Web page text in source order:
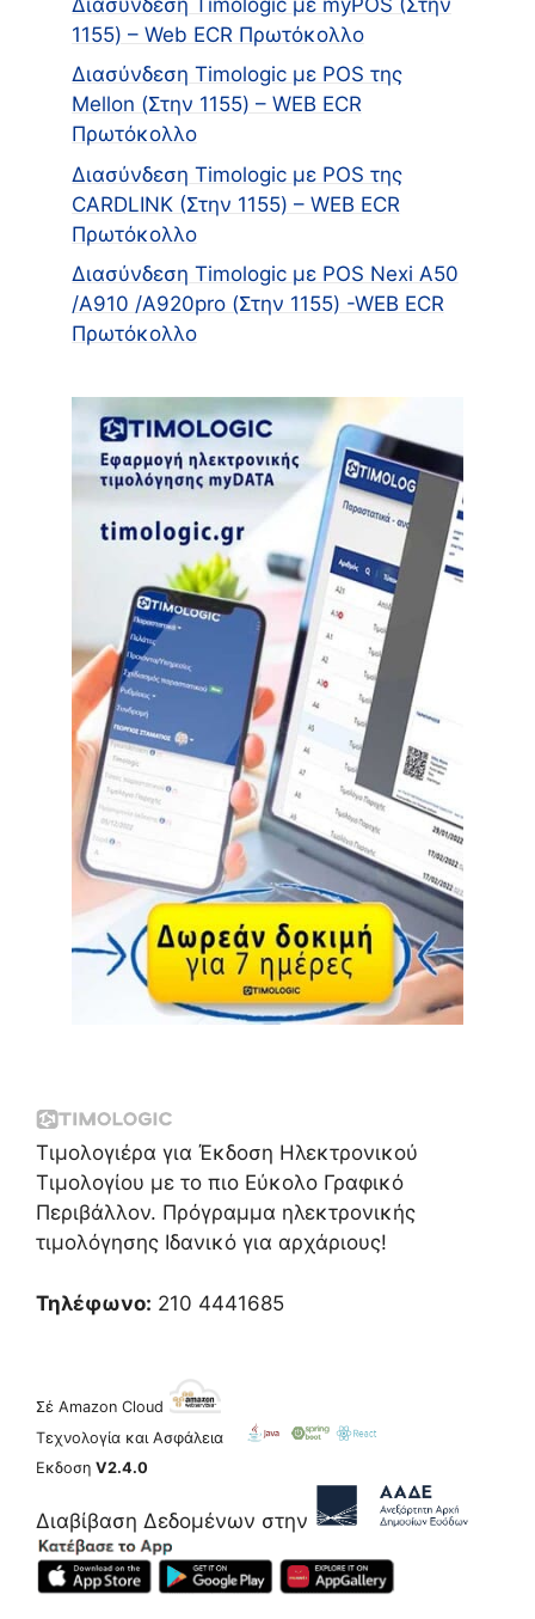
1155) – Web ECR Πρωτόκολλο
Διασύνδεση Timologic με POS της
Mellon (Στην 1155) – WEB ECR
Πρωτόκολλο
Διασύνδεση Timologic με POS της
CARDLINK (Στην 1155) – WEB ECR
Πρωτόκολλο
Διασύνδεση Timologic με POS Nexi A50
/A910 /Α920pro (Στην 1155) -WEB ECR
Πρωτόκολλο
Τιμολογιέρα για Έκδοση Ηλεκτρονικού
Τιμολογίου με το πιο Εύκολο Γραφικό
Περιβάλλον. Πρόγραμμα ηλεκτρονικής
τιμολόγησης Ιδανικό για αρχάριους!
Τηλέφωνο: 210 4441685
Σέ Amazon Cloud
Τεχνολογία και Ασφάλεια
Εκδοση V2.4.0
Διαβίβαση Δεδομένων στην